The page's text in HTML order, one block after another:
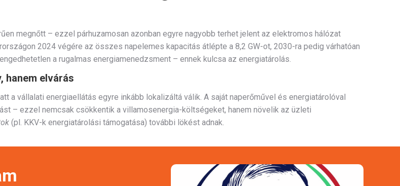
megnőtt – ezzel párhuzamosan azonban egyre nagyobb terhet jelent az elektromos hálózat
2024 végére az összes napelemes kapacitás átlépte a 8,2 GW-ot, 2030-ra pedig várhatóan
a rugalmas energiamenedzsment – ennek kulcsa az energiatárolás.
hanem elvárás
vállalati energiaellátás egyre inkább lokalizáltá válik. A saját naperőművel és energiatárolóval
– ezzel nemcsak csökkentik a villamosenergia-költségeket, hanem növelik az üzleti
(pl. KKV-k energiatárolási támogatása) további lökést adnak.